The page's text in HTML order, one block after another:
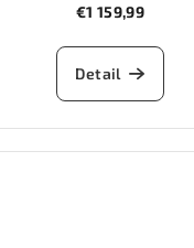
€1 159,99
Detail